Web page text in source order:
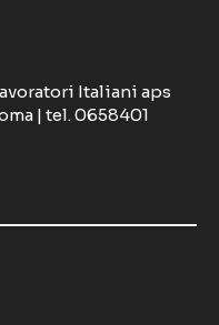
Italiani aps
| tel. 0658401